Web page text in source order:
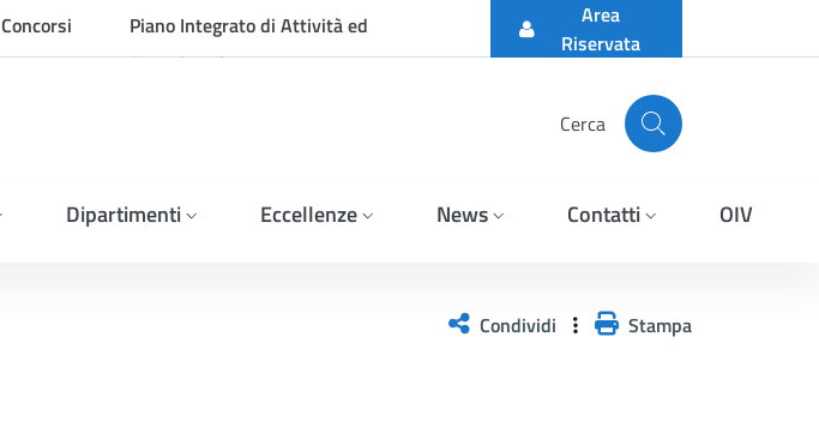
Concorsi
Piano Integrato di Attività ed
Organizzazione
Area
Riservata
Cerca
Dipartimenti Eccellenze News Contatti OIV
Condividi Stampa